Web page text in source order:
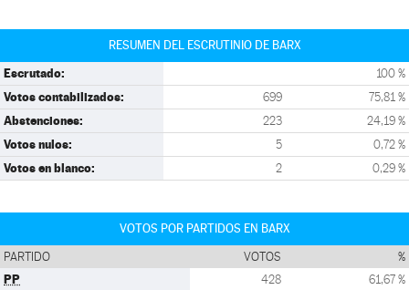
RESUMEN DEL ESCRUTINIO DE BARX
Escrutado: 100 %
Votos contabilizados: 699 75,81 %
Abstenciones: 223 24,19 %
Votos nulos: 5 0,72 %
Votos en blanco: 2 0,29 %
VOTOS POR PARTIDOS EN BARX
PARTIDO VOTOS %
PP 428 61,67 %